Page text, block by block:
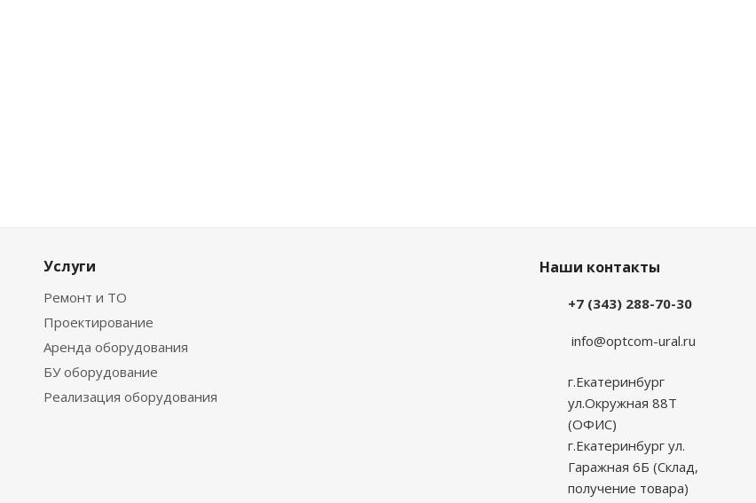
Услуги
Ремонт и ТО
Проектирование
Аренда оборудования
БУ оборудование
Реализация оборудования
Наши контакты
+7 (343) 288-70-30
info@optcom-ural.ru
г.Екатеринбург
ул.Окружная 88Т
(ОФИС)
г.Екатеринбург ул.
Гаражная 6Б (Склад,
получение товара)